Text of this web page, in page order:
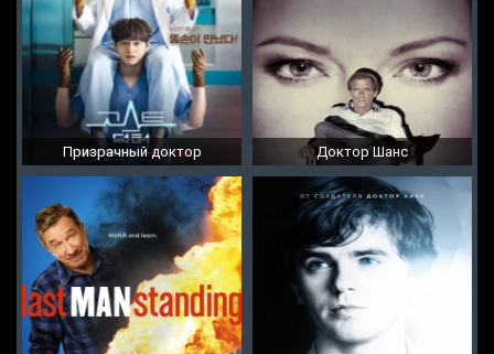
Призрачный доктор Доктор Шанс